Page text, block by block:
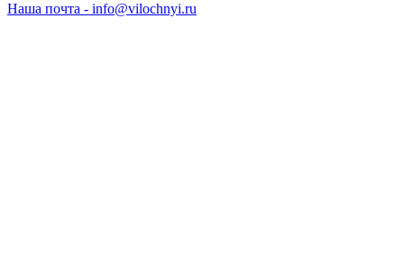
Наша почта - info@vilochnyi.ru